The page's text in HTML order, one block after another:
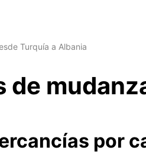
Turquía a Albania
de
por